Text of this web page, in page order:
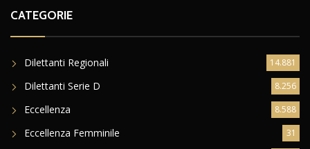
CATEGORIE
Dilettanti Regionali 14.881
Dilettanti Serie D 8.256
Eccellenza 8.588
Eccellenza Femminile 31